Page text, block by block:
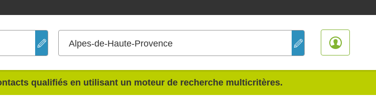
Alpes-de-Haute-Provence
qualifiés en utilisant un moteur de recherche multicritères.